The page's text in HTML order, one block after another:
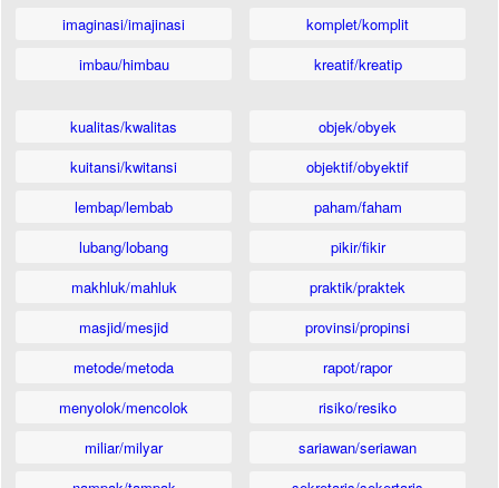
imaginasi/imajinasi
imbau/himbau
komplet/komplit
kreatif/kreatip
kualitas/kwalitas
kuitansi/kwitansi
lembap/lembab
lubang/lobang
makhluk/mahluk
masjid/mesjid
metode/metoda
menyolok/mencolok
miliar/milyar
objek/obyek
objektif/obyektif
paham/faham
pikir/fikir
praktik/praktek
provinsi/propinsi
rapot/rapor
risiko/resiko
sariawan/seriawan